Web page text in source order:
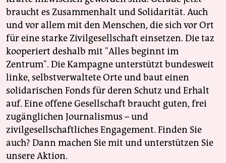
braucht es Zusammenhalt und Solidarität. Auch
und vor allem mit den Menschen, die sich vor Ort
für eine starke Zivilgesellschaft einsetzen. Die taz
kooperiert deshalb mit "Alles beginnt im
Zentrum". Die Kampagne unterstützt bundesweit
linke, selbstverwaltete Orte und baut einen
solidarischen Fonds für deren Schutz und Erhalt
auf. Eine offene Gesellschaft braucht guten, frei
zugänglichen Journalismus – und
zivilgesellschaftliches Engagement. Finden Sie
auch? Dann machen Sie mit und unterstützen Sie
unsere Aktion.